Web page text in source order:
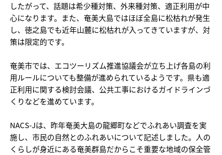
したがって、話題は希少種対策、外来種対策、適正利用が中
心になります。また、奄美大島ではほぼ全島に松枯れが発生
し、徳之島でも近年山麓に松枯れが入ってきていますが、対
策は限定的です。
奄美市では、エコツーリズム推進協議会が立ち上げ各島の利
用ルールについても整備が進められているようです。県も適
正利用に関する検討会議、公共工事におけるガイドラインづ
くりなどを進めています。
NACS-Jは、昨年奄美大島の龍郷町などでふれあい調査を実
施し、市民の自然とのふれあいについて記述しました。人の
くらしが身近にある奄美群島だからこそ重要な地域の保全管